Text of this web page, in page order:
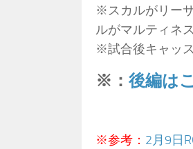
※スカルがリー
ルがマルティネ
※試合後キャッ
※： 後編は
※参考： 2月9日